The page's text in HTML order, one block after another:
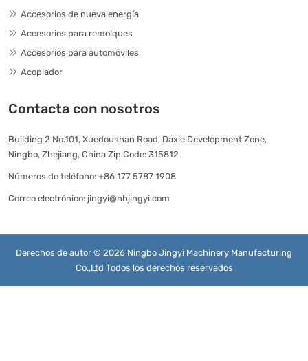
Accesorios de nueva energía
Accesorios para remolques
Accesorios para automóviles
Acoplador
Contacta con nosotros
Building 2 No.101, Xuedoushan Road, Daxie Development Zone,
Ningbo, Zhejiang, China Zip Code: 315812
Números de teléfono: +86 177 5787 1908
Correo electrónico: jingyi@nbjingyi.com
Derechos de autor © 2026 Ningbo Jingyi Machinery Manufacturing
Co.,Ltd Todos los derechos reservados